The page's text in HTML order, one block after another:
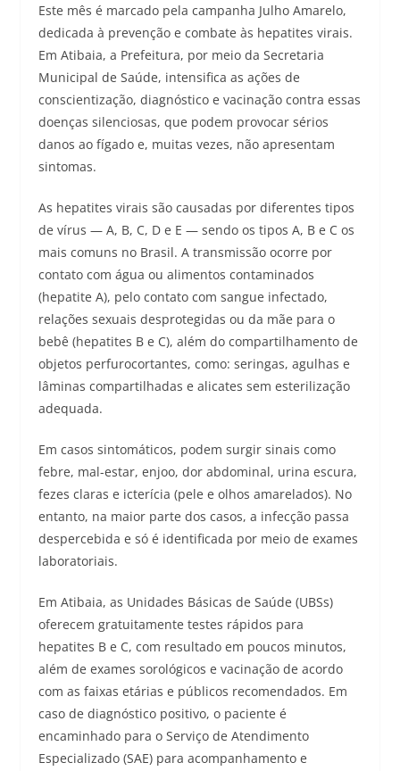
Este mês é marcado pela campanha Julho Amarelo,
dedicada à prevenção e combate às hepatites virais.
Em Atibaia, a Prefeitura, por meio da Secretaria
Municipal de Saúde, intensifica as ações de
conscientização, diagnóstico e vacinação contra essas
doenças silenciosas, que podem provocar sérios
danos ao fígado e, muitas vezes, não apresentam
sintomas.
As hepatites virais são causadas por diferentes tipos
de vírus — A, B, C, D e E — sendo os tipos A, B e C os
mais comuns no Brasil. A transmissão ocorre por
contato com água ou alimentos contaminados
(hepatite A), pelo contato com sangue infectado,
relações sexuais desprotegidas ou da mãe para o
bebê (hepatites B e C), além do compartilhamento de
objetos perfurocortantes, como: seringas, agulhas e
lâminas compartilhadas e alicates sem esterilização
adequada.
Em casos sintomáticos, podem surgir sinais como
febre, mal-estar, enjoo, dor abdominal, urina escura,
fezes claras e icterícia (pele e olhos amarelados). No
entanto, na maior parte dos casos, a infecção passa
despercebida e só é identificada por meio de exames
laboratoriais.
Em Atibaia, as Unidades Básicas de Saúde (UBSs)
oferecem gratuitamente testes rápidos para
hepatites B e C, com resultado em poucos minutos,
além de exames sorológicos e vacinação de acordo
com as faixas etárias e públicos recomendados. Em
caso de diagnóstico positivo, o paciente é
encaminhado para o Serviço de Atendimento
Especializado (SAE) para acompanhamento e